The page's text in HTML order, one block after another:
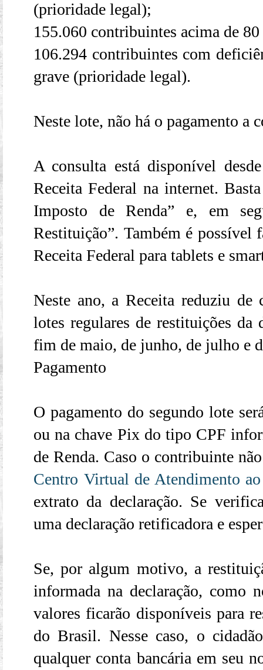
(prioridade legal);
155.060 contribuintes acima de
106.294 contribuintes com
grave (prioridade legal).
Neste lote, não há o pagamento a
A consulta está disponível
Receita Federal na internet.
Imposto de Renda” e, em
Restituição”. Também é possível
Receita Federal para tablets e
Neste ano, a Receita reduziu
lotes regulares de restituições da
fim de maio, de junho, de julho e
Pagamento
O pagamento do segundo lote
ou na chave Pix do tipo CPF
de Renda. Caso o contribuinte
Centro Virtual de Atendimento
extrato da declaração. Se
uma declaração retificadora e
Se, por algum motivo, a
informada na declaração, como
valores ficarão disponíveis para
do Brasil. Nesse caso, o
qualquer conta bancária em seu